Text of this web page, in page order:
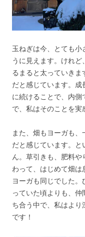
玉ねぎは今、とても小
うに見えます。けれ
るまると太っていき
だと感じています。
に続けることで、内
で、私はそのことを実
また、畑もヨーガも
だと感じています。
ん。草引きも、肥料
わって、はじめて畑は
ヨーガも同じでした
っていた頃よりも、
ち合う中で、私はよ
です！